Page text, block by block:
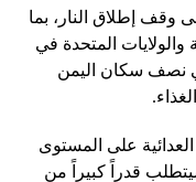
وقف إطلاق النار، بما
والولايات المتحدة في
نصف سكان اليمن
على المستوى
قدراً كبيراً من